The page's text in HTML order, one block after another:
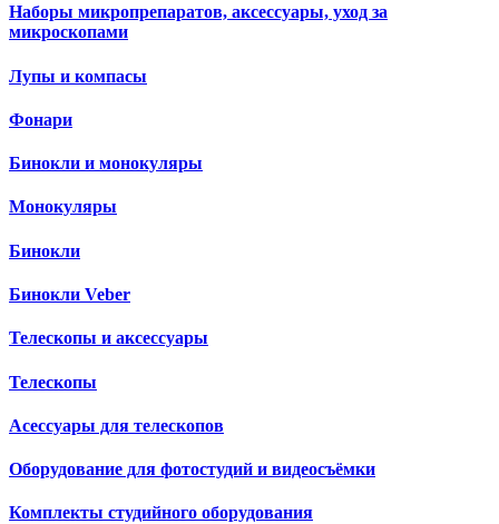
Наборы микропрепаратов, аксессуары, уход за
микроскопами
Лупы и компасы
Фонари
Бинокли и монокуляры
Монокуляры
Бинокли
Бинокли Veber
Телескопы и аксессуары
Телескопы
Асессуары для телескопов
Оборудование для фотостудий и видеосъёмки
Комплекты студийного оборудования